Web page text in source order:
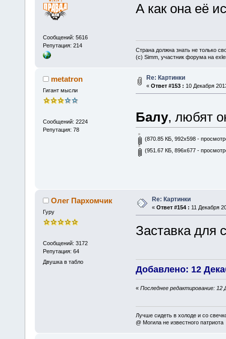
Сообщений: 5616
Репутация: 214
А как она её
Страна должна знать не только
(c) Simm, участник форума на
metatron
Гигант мысли
Сообщений: 2224
Репутация: 78
Re: Картинки
« Ответ #153 : 10 Декабря
Балу, любят
(870.85 КБ, 992x598 -
(951.67 КБ, 896x677 -
Олег Пархомчик
Гуру
Сообщений: 3172
Репутация: 64
Двушка в табло
Re: Картинки
« Ответ #154 : 11 Декабря
Заставка
Добавлено: 12
« Последнее редактирование: 12
Лучше сидеть в холоде и со
@ Могила не известного патриота